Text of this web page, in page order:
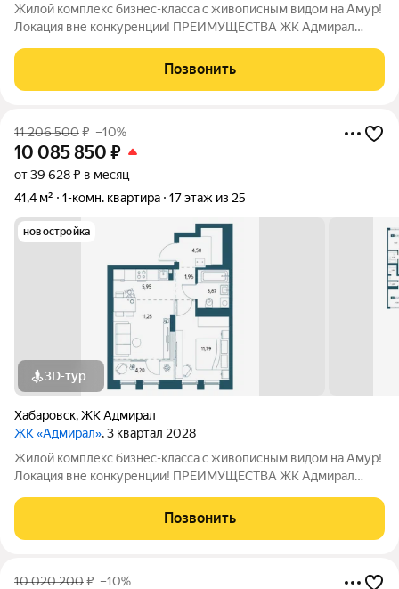
Жилой комплекс бизнес-класса с живописным видом на Амур!
Локация вне конкуренции! ПРЕИМУЩЕСТВА ЖК Адмирал
Умный дом Панорамное остекление Собственная набережная
Топовое расположение О ЖИЛОМ
Позвонить
11 206 500₽ –10%
10 085 850 ₽
от 39 628 ₽ в месяц
41,4 м²
1-комн. квартира 17 этаж из 25
новостройка
3D-тур
Хабаровск,ЖК Адмирал
ЖК «Адмирал», 3 квартал 2028
Жилой комплекс бизнес-класса с живописным видом на Амур!
Локация вне конкуренции! ПРЕИМУЩЕСТВА ЖК Адмирал
Умный дом Панорамное остекление Собственная набережная
Топовое расположение О ЖИЛОМ
Позвонить
10 020 200₽ –10%